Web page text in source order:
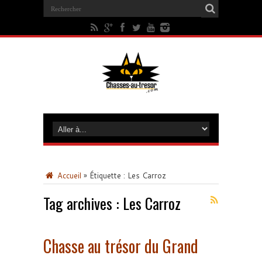
Accueil » Étiquette : Les Carroz
Tag archives : Les Carroz
Chasse au trésor du Grand